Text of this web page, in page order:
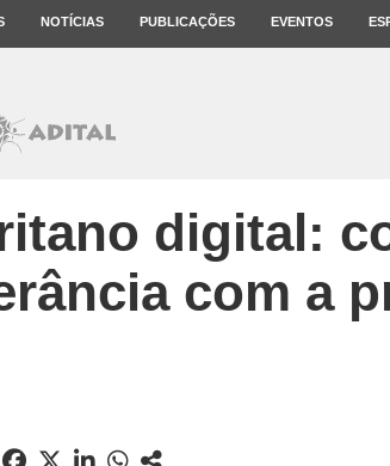
NOTÍCIAS PUBLICAÇÕES EVENTOS
digital:
com a